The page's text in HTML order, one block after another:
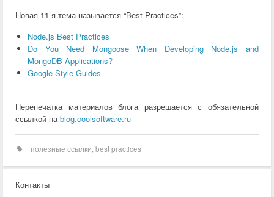
Новая 11-я тема называется “Best Practices”:
Node.js Best Practices
Do You Need Mongoose When Developing Node.js and
MongoDB Applications?
Google Style Guides
===
Перепечатка материалов блога разрешается с обязательной
ссылкой наblog.coolsoftware.ru
полезные ссылки best practices
Контакты